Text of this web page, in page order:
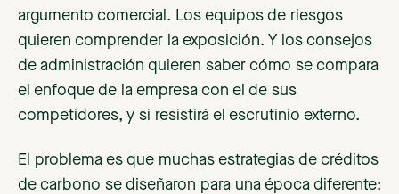
argumento comercial. Los equipos de riesgos
quieren comprender la exposición. Y los consejos
de administración quieren saber cómo se compara
el enfoque de la empresa con el de sus
competidores, y si resistirá el escrutinio externo.
El problema es que muchas estrategias de créditos
de carbono se diseñaron para una época diferente: